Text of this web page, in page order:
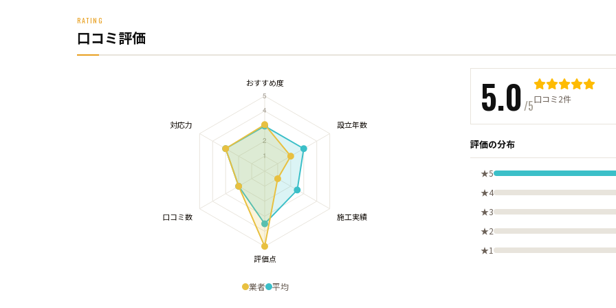
RATING
口コミ評価
業者 平均
5.0/5口コミ2件
評価の分布
★5
★4
★3
★2
★1